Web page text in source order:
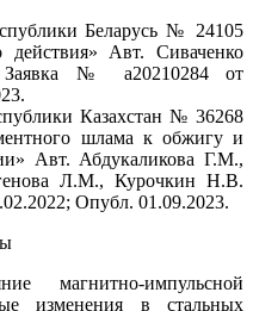
Беларусь № 24105
действия» Авт. Сиваченко
№ а20210284 от
Казахстан № 36268
шлама к обжигу и
Авт. Абдукаликова Г.М.,
Л.М., Курочкин Н.В.
Опубл. 01.09.2023.
магнитно-импульсной
изменения в стальных